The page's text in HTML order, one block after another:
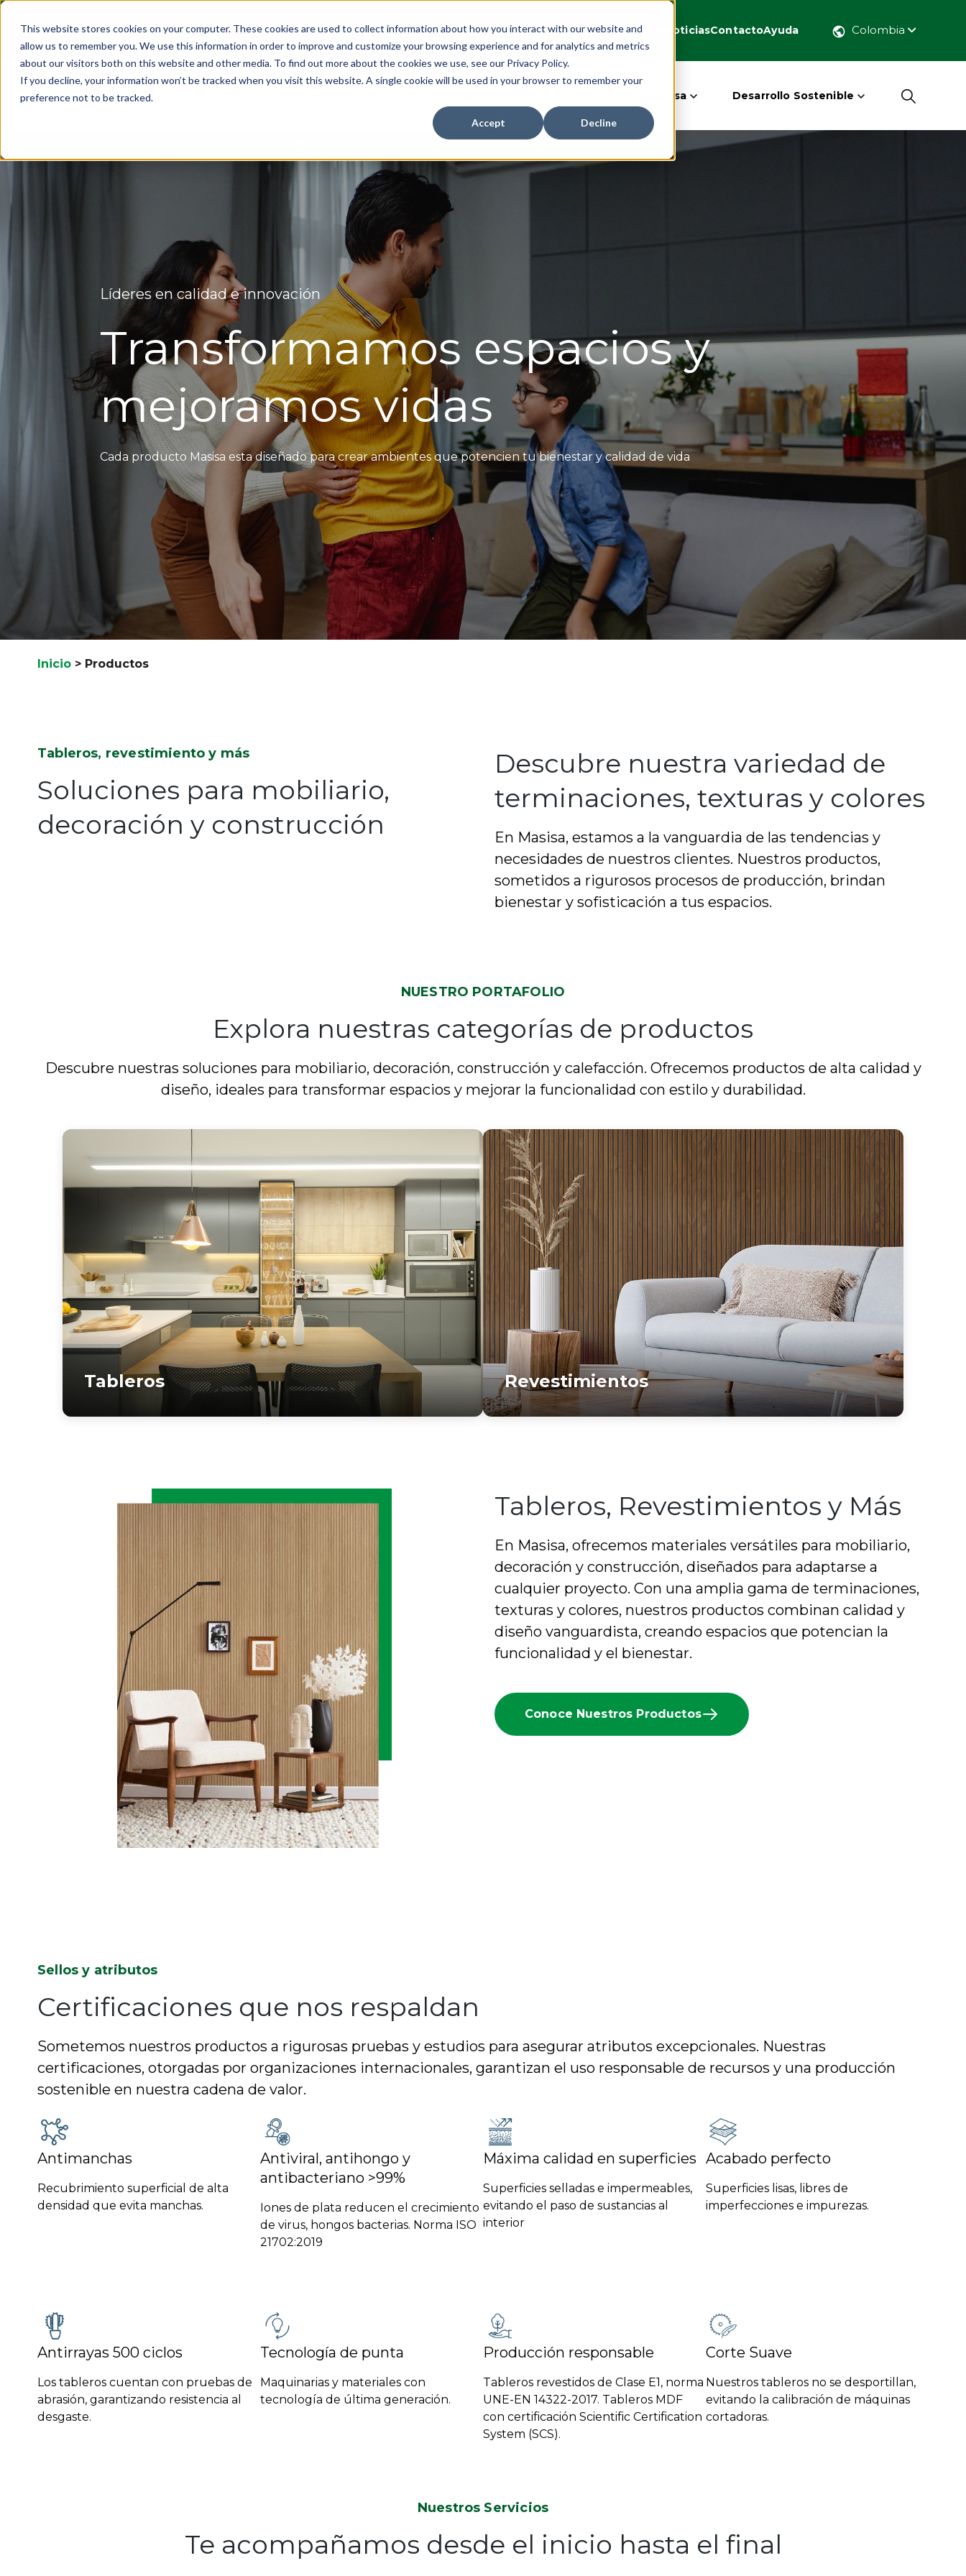
This website stores cookies on your computer. These cookies are used to collect information about how you interact with our website and
allow us to remember you. We use this information in order to improve and customize your browsing experience and for analytics and metrics
about our visitors both on this website and other media. To find out more about the cookies we use, see our Privacy Policy.
If you decline, your information won’t be tracked when you visit this website. A single cookie will be used in your browser to remember your
preference not to be tracked.
Accept Decline
InversionistasDónde Comprar NoticiasContactoAyuda Colombia
Somos Masisa Desarrollo Sostenible
Líderes en calidad e innovación
Transformamos espacios y
mejoramos vidas
Cada producto Masisa esta diseñado para crear ambientes que potencien tu bienestar y calidad de vida
Inicio > Productos
Tableros, revestimiento y más
Soluciones para mobiliario,
decoración y construcción
Descubre nuestra variedad de
terminaciones, texturas y colores
En Masisa, estamos a la vanguardia de las tendencias y
necesidades de nuestros clientes. Nuestros productos,
sometidos a rigurosos procesos de producción, brindan
bienestar y sofisticación a tus espacios.
NUESTRO PORTAFOLIO
Explora nuestras categorías de productos
Descubre nuestras soluciones para mobiliario, decoración, construcción y calefacción. Ofrecemos productos de alta calidad y
diseño, ideales para transformar espacios y mejorar la funcionalidad con estilo y durabilidad.
Tableros Revestimientos
Tableros, Revestimientos y Más
En Masisa, ofrecemos materiales versátiles para mobiliario,
decoración y construcción, diseñados para adaptarse a
cualquier proyecto. Con una amplia gama de terminaciones,
texturas y colores, nuestros productos combinan calidad y
diseño vanguardista, creando espacios que potencian la
funcionalidad y el bienestar.
Conoce Nuestros Productos
Sellos y atributos
Certificaciones que nos respaldan
Sometemos nuestros productos a rigurosas pruebas y estudios para asegurar atributos excepcionales. Nuestras
certificaciones, otorgadas por organizaciones internacionales, garantizan el uso responsable de recursos y una producción
sostenible en nuestra cadena de valor.
Antimanchas
Recubrimiento superficial de alta
densidad que evita manchas.
Antiviral, antihongo y
antibacteriano >99%
Iones de plata reducen el crecimiento
de virus, hongos bacterias. Norma ISO
21702:2019
Máxima calidad en superficies
Superficies selladas e impermeables,
evitando el paso de sustancias al
interior
Acabado perfecto
Superficies lisas, libres de
imperfecciones e impurezas.
Antirrayas 500 ciclos
Los tableros cuentan con pruebas de
abrasión, garantizando resistencia al
desgaste.
Tecnología de punta
Maquinarias y materiales con
tecnología de última generación.
Producción responsable
Tableros revestidos de Clase E1, norma
UNE-EN 14322-2017. Tableros MDF
con certificación Scientific Certification
System (SCS).
Corte Suave
Nuestros tableros no se desportillan,
evitando la calibración de máquinas
cortadoras.
Nuestros Servicios
Te acompañamos desde el inicio hasta el final